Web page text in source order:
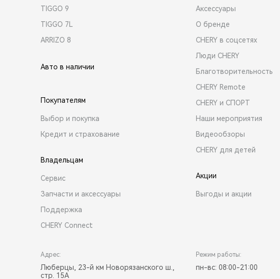
TIGGO 9
TIGGO 7L
ARRIZO 8
Авто в наличии
Покупателям
Выбор и покупка
Кредит и страхование
Владельцам
Сервис
Запчасти и аксессуары
Поддержка
CHERY Connect
Аксессуары
О бренде
CHERY в соцсетях
Люди CHERY
Благотворительность
CHERY Remote
CHERY и СПОРТ
Наши мероприятия
Видеообзоры
CHERY для детей
Акции
Выгоды и акции
Адрес:
Люберцы, 23-й км Новорязанского ш.,
стр. 15А
Режим работы:
пн-вс: 08:00-21:00